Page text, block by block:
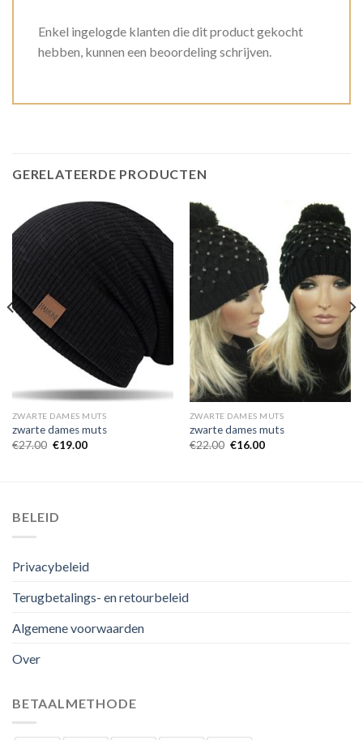
Enkel ingelogde klanten die dit product gekocht
hebben, kunnen een beoordeling schrijven.
GERELATEERDE PRODUCTEN
ZWARTE DAMES MUTS
zwarte dames muts
€27.00 €19.00
ZWARTE DAMES MUTS
zwarte dames muts
€22.00 €16.00
BELEID
Privacybeleid
Terugbetalings- en retourbeleid
Algemene voorwaarden
Over
BETAALMETHODE